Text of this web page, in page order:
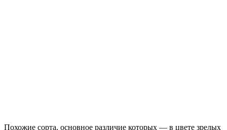
Похожие сорта, основное различие которых — в цвете зрелых